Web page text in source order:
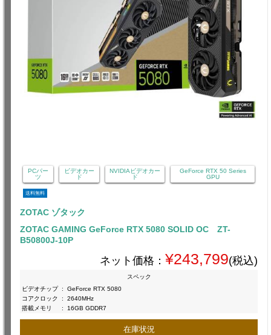
PCパー
ツ
ビデオカー
ド
NVIDIAビデオカー
ド
GeForce RTX 50 Series
GPU
送料無料
ZOTAC ゾタック
ZOTAC GAMING GeForce RTX 5080 SOLID OC ZT-
B50800J-10P
ネット価格： ¥243,799(税込)
スペック
ビデオチップ :
GeForce RTX 5080
コアクロック
:
2640MHz
搭載メモリ
: 16GB GDDR7
在庫状況